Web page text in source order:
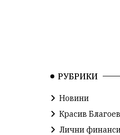
РУБРИКИ
Новини
Красив
Лични